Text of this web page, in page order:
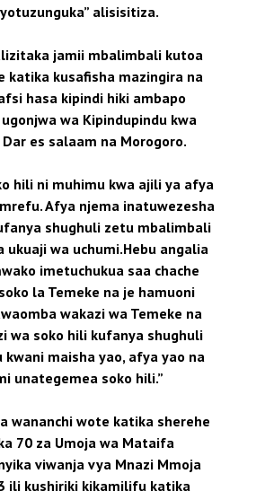
alisisitiza.
jamii mbalimbali kutoa
katika kusafisha mazingira na
hasa kipindi hiki ambapo
wa Kipindupindu kwa
es salaam na Morogoro.
hili ni muhimu kwa ajili ya afya
Afya njema inatuwezesha
shughuli zetu mbalimbali
ukuaji wa uchumi.Hebu angalia
imetuchukua saa chache
la Temeke na je hamuoni
wakazi wa Temeke na
wa soko hili kufanya shughuli
kwani maisha yao, afya yao na
unategemea soko hili.”
wananchi wote katika sherehe
70 za Umoja wa Mataifa
viwanja vya Mnazi Mmoja
ili kushiriki kikamilifu katika